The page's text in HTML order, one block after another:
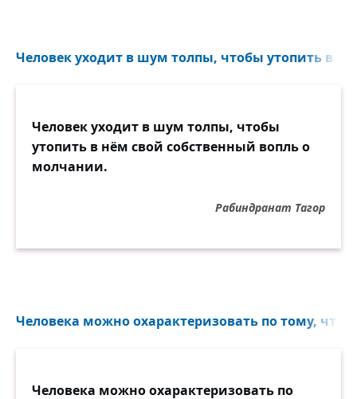
Человек уходит в шум толпы, чтобы утопить в
Человек уходит в шум толпы, чтобы
утопить в нём свой собственный вопль о
молчании.
Рабиндранат Тагор
Человека можно охарактеризовать по тому, что
Человека можно охарактеризовать по